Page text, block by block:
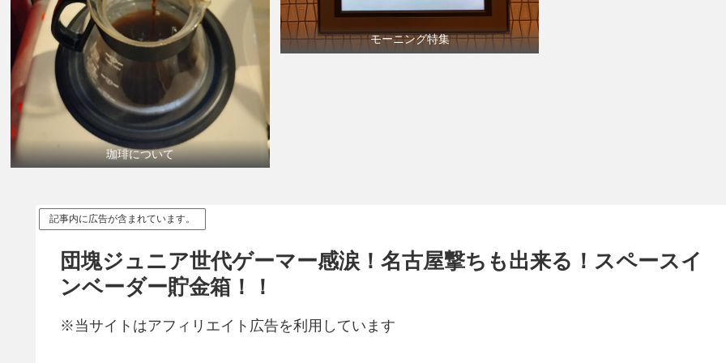
珈琲について
モーニング特集
記事内に広告が含まれています。
団塊ジュニア世代ゲーマー感涙！名古屋撃ちも出来る！スペースイ
ンベーダー貯金箱！！
※当サイトはアフィリエイト広告を利用しています